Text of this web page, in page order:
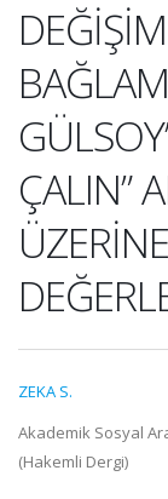
ÇALIN”
ZEKA S.
Akademik Sosyal
(Hakemli Dergi)